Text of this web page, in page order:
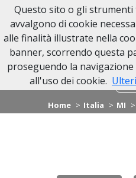
Home Italia MI
Questo sito o gli
avvalgono di cookie
alle finalità illustrate nella
banner, scorrendo questa
proseguendo la
all'uso dei cookie.